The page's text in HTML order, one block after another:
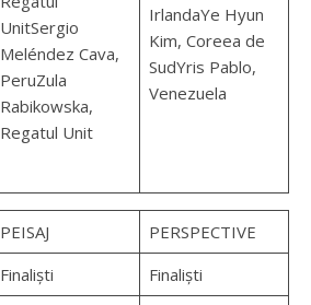
UnitSergio
Meléndez Cava,
PeruZula
Rabikowska,
Regatul Unit
IrlandaYe Hyun
Kim, Coreea de
SudYris Pablo,
Venezuela
PEISAJ
PERSPECTIVE
Finaliști Finaliști